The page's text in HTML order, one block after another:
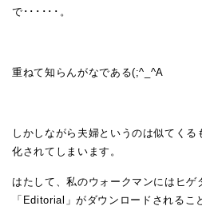
で･･････。
重ねて知らんがなである(;^_^A
しかしながら夫婦というのは似てく
化されてしまいます。
はたして、私のウォークマンにはヒゲ
「Editorial」がダウンロードされるこ